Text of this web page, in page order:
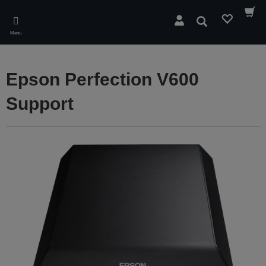
main
content
Menu
Rechercher
Epson Perfection V600
Support